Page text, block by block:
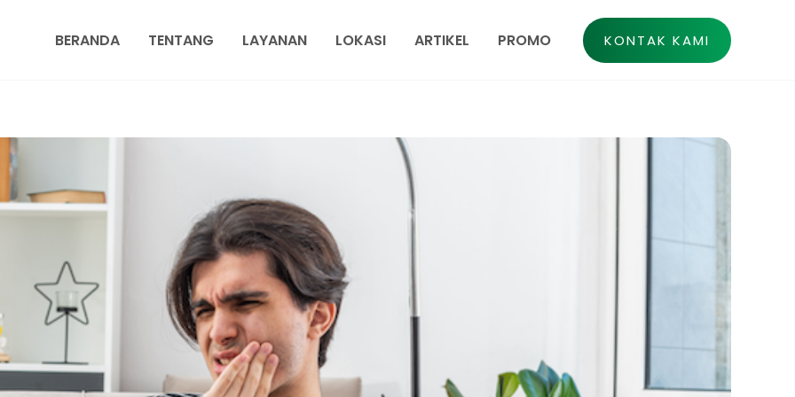
BERANDA TENTANG LAYANAN LOKASI ARTIKEL PROMO KONTAK KAMI